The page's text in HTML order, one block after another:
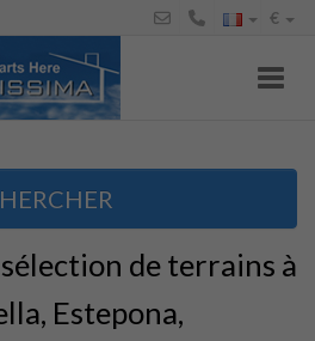
€
de terrains à
Estepona,